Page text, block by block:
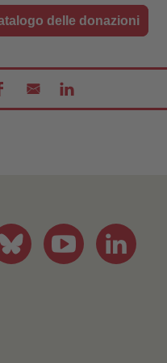
delle donazioni